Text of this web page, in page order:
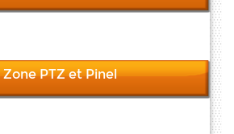
Zone PTZ et Pinel